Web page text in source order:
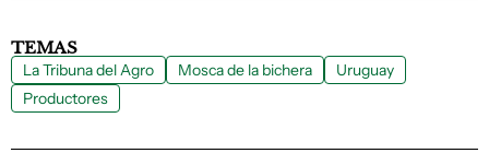
TEMAS
La Tribuna del Agro Mosca de la bichera
Uruguay
Productores